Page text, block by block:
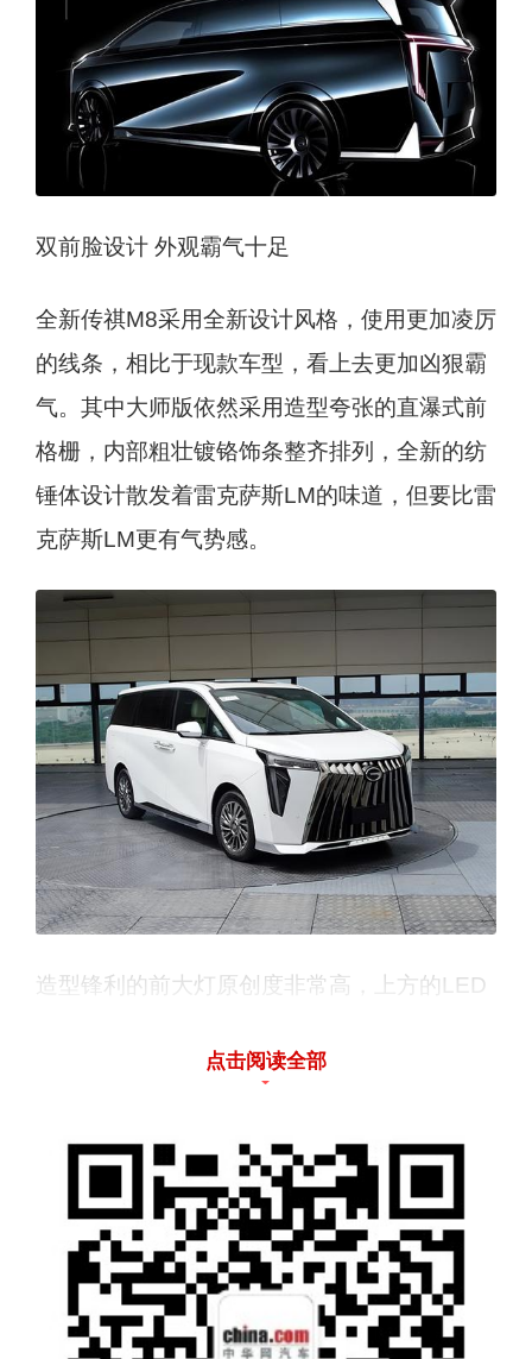
双前脸设计 外观霸气十足
全新传祺M8采用全新设计风格，使用更加凌厉
的线条，相比于现款车型，看上去更加凶狠霸
气。其中大师版依然采用造型夸张的直瀑式前
格栅，内部粗壮镀铬饰条整齐排列，全新的纺
锤体设计散发着雷克萨斯LM的味道，但要比雷
克萨斯LM更有气势感。
造型锋利的前大灯原创度非常高，上方的LED
直向下延伸，搭配格栅两侧的LED灯带，点亮
一步提升车头的精致感。中央专属的“MASTE
R”英文标识，则彰显出大师版的尊贵身份。
点击阅读全部